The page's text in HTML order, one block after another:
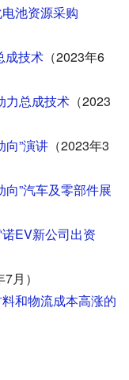
池资源采购
成技术 （2023年6
力总成技术 （2023
向”演讲 （2023年3
”汽车及零部件展
EV新公司出资
7月）
和物流成本高涨的